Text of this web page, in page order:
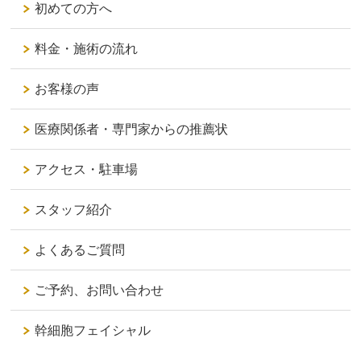
初めての方へ
料金・施術の流れ
お客様の声
医療関係者・専門家からの推薦状
アクセス・駐車場
スタッフ紹介
よくあるご質問
ご予約、お問い合わせ
幹細胞フェイシャル